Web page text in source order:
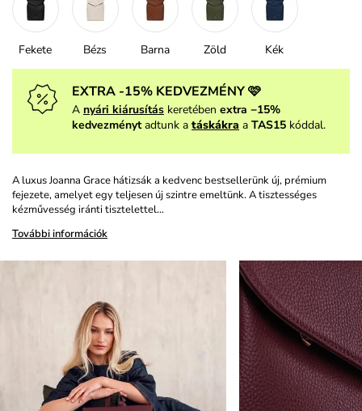
Fekete Bézs Barna Zöld Kék
EXTRA -15% KEDVEZMÉNY 🩷
A nyári kiárusítás keretében extra −15%
kedvezménytadtunk a táskákra a TAS15 kóddal.
A luxus Joanna Grace hátizsák a kedvenc bestsellerünk új, prémium
fejezete, amelyet egy teljesen új szintre emeltünk. A tisztességes
kézművesség iránti tisztelettel…
További információk